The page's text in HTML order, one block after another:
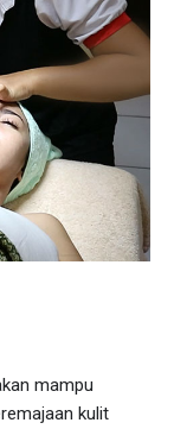
mampu
kulit